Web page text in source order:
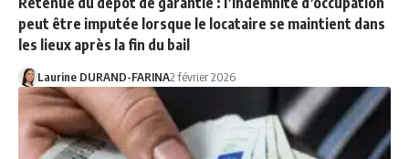
peut être imputée lorsque le locataire se maintient dans
les lieux après la fin du bail
Laurine DURAND-FARINA2 février 2026